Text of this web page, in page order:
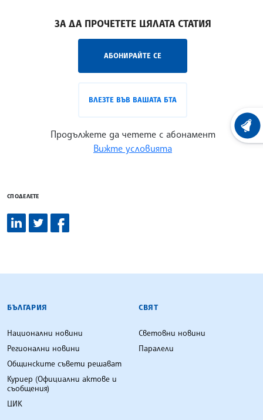
ЗА ДА ПРОЧЕТЕТЕ ЦЯЛАТА СТАТИЯ
АБОНИРАЙТЕ СЕ
ВЛЕЗТЕ ВЪВ ВАШАТА БТА
Продължете да четете с абонамент
Вижте условията
СПОДЕЛЕТЕ
БЪЛГАРСКА ТЕЛЕГРАФНА АГЕНЦИЯ
БЪЛГАРИЯ
Национални новини
Регионални новини
Общинските съвети решават
Куриер (Официални актове и
съобщения)
ЦИК
СВЯТ
Световни новини
Паралели